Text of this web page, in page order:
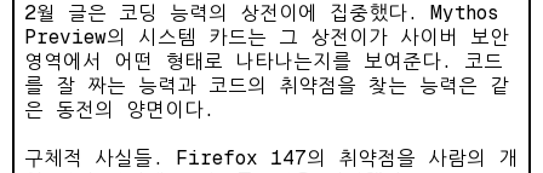
2월 글은 코딩 능력의 상전이에 집중했다. Mythos
Preview의 시스템 카드는 그 상전이가 사이버 보안
영역에서 어떤 형태로 나타나는지를 보여준다. 코드
를 잘 짜는 능력과 코드의 취약점을 찾는 능력은 같
은 동전의 양면이다.
구체적 사실들. Firefox 147의 취약점을 사람의 개